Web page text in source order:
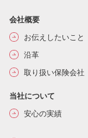
会社概要
お伝えしたいこと
沿革
取り扱い保険会社
当社について
安心の実績